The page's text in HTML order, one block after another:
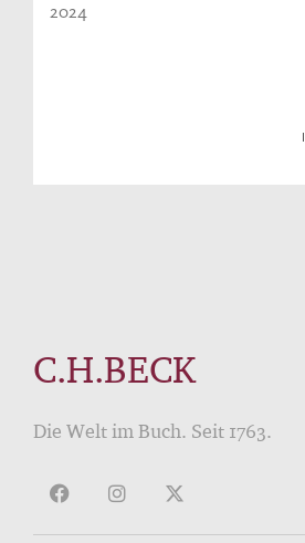
2024
C.H.BECK
Die Welt im Buch. Seit 1763.